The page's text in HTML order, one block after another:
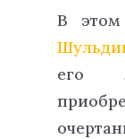
В этом
его